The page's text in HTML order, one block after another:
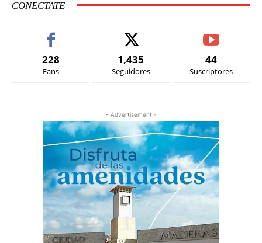
CONECTATE
228
Fans
1,435
Seguidores
44
Suscriptores
- Advertisement -